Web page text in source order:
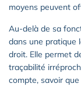
moyens peuvent
Au-delà de sa
dans une pratique
droit. Elle permet
traçabilité
compte, savoir que